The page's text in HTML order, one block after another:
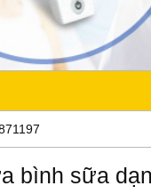
bình sữa